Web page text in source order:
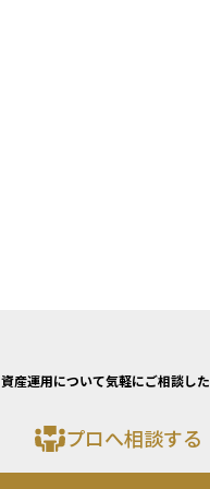
資産運用について気軽にご相談し
プロへ相談する